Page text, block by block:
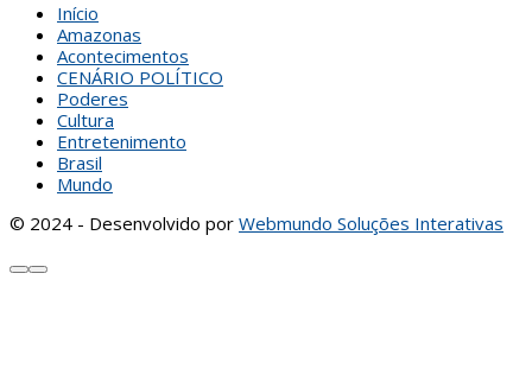
Início
Amazonas
Acontecimentos
CENÁRIO POLÍTICO
Poderes
Cultura
Entretenimento
Brasil
Mundo
© 2024 - Desenvolvido por Webmundo Soluções Interativas